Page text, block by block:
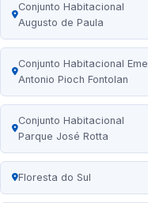
Conjunto Habitacional
Augusto de Paula
Conjunto Habitacional Eme
Antonio Pioch Fontolan
Conjunto Habitacional
Parque José Rotta
Floresta do Sul